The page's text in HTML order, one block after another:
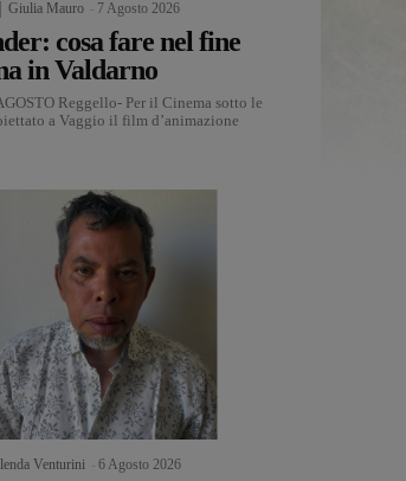
Giulia Mauro 7 Agosto 2026
cosa fare nel fine
in Valdarno
Reggello- Per il Cinema sotto le
a Vaggio il film d’animazione
Venturini 6 Agosto 2026